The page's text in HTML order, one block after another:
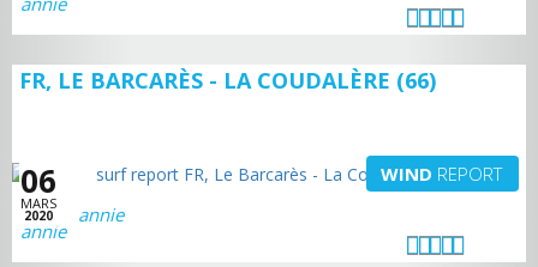
FR, LE BARCARÈS - LA COUDALÈRE (66)
06
MARS
2020
WIND REPORT
annie